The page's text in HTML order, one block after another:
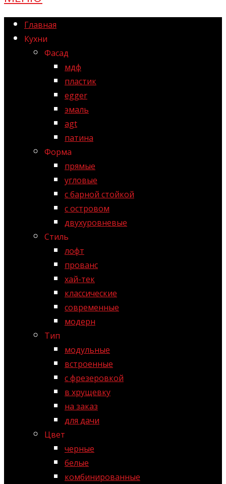
Главная
Кухни
Фасад
мдф
пластик
egger
эмаль
agt
патина
Форма
прямые
угловые
с барной стойкой
с островом
двухуровневые
Стиль
лофт
прованс
хай-тек
классические
современные
модерн
Тип
модульные
встроенные
с фрезеровкой
в хрущевку
на заказ
для дачи
Цвет
черные
белые
комбинированные